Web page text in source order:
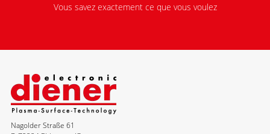
Vous savez exactement ce que vous voulez
Nagolder Straße 61